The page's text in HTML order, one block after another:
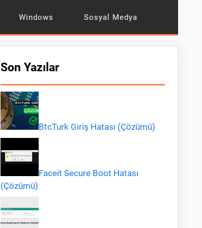
Windows Sosyal Medya
Son Yazılar
BtcTurk Giriş Hatası (Çözümü)
Faceit Secure Boot Hatası
(Çözümü)